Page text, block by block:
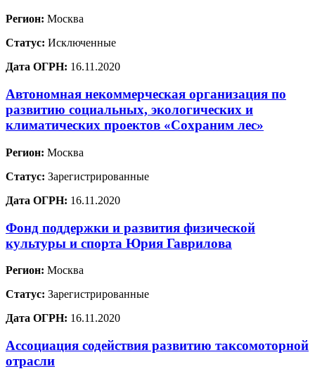
Регион: Москва
Статус: Исключенные
Дата ОГРН: 16.11.2020
Автономная некоммерческая организация по
развитию социальных, экологических и
климатических проектов «Сохраним лес»
Регион: Москва
Статус: Зарегистрированные
Дата ОГРН: 16.11.2020
Фонд поддержки и развития физической
культуры и спорта Юрия Гаврилова
Регион: Москва
Статус: Зарегистрированные
Дата ОГРН: 16.11.2020
Ассоциация содействия развитию таксомоторной
отрасли